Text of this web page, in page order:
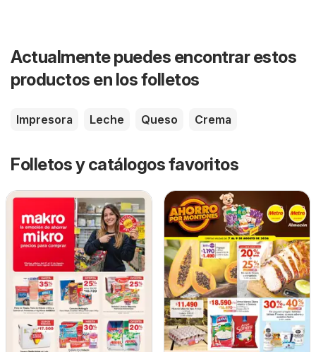
Actualmente puedes encontrar estos
productos en los folletos
Impresora Leche Queso Crema
Folletos y catálogos favoritos